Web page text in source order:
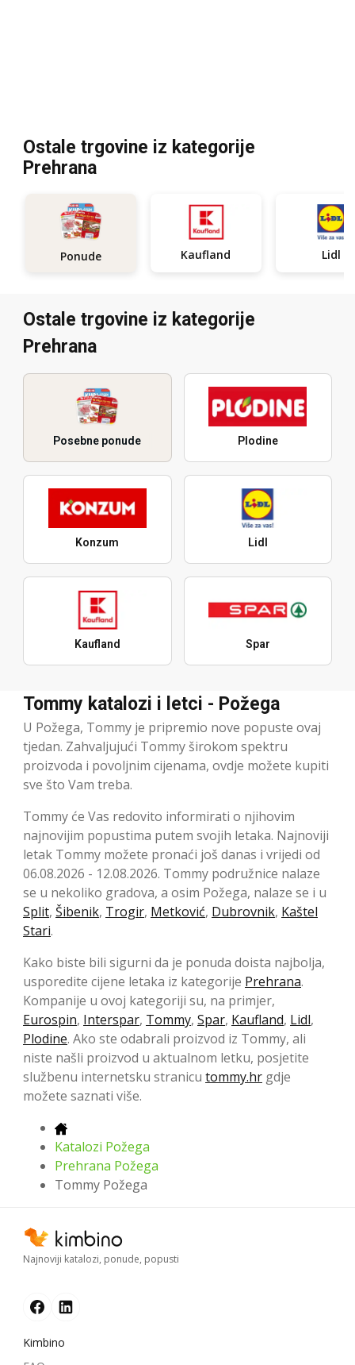
Ostale trgovine iz kategorije
Prehrana
Ponude Kaufland Lidl
Ostale trgovine iz kategorije
Prehrana
Posebne ponude Plodine
Konzum Lidl
Kaufland Spar
Tommy katalozi i letci - Požega
U Požega, Tommy je pripremio nove popuste ovaj
tjedan. Zahvaljujući Tommy širokom spektru
proizvoda i povoljnim cijenama, ovdje možete kupiti
sve što Vam treba.
Tommy će Vas redovito informirati o njihovim
najnovijim popustima putem svojih letaka. Najnoviji
letak Tommy možete pronaći još danas i vrijedi od
06.08.2026 - 12.08.2026. Tommy podružnice nalaze
se u nekoliko gradova, a osim Požega, nalaze se i u
Split, Šibenik, Trogir, Metković, Dubrovnik, Kaštel
Stari.
Kako biste bili sigurni da je ponuda doista najbolja,
usporedite cijene letaka iz kategorije Prehrana.
Kompanije u ovoj kategoriji su, na primjer,
Eurospin, Interspar, Tommy, Spar, Kaufland, Lidl,
Plodine. Ako ste odabrali proizvod iz Tommy, ali
niste našli proizvod u aktualnom letku, posjetite
službenu internetsku stranicu tommy.hr gdje
možete saznati više.
Katalozi Požega
Prehrana Požega
Tommy Požega
Najnoviji katalozi, ponude, popusti
Kimbino